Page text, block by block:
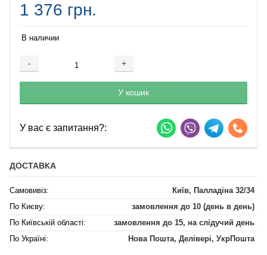
1 376 грн.
В наличии
- +
Добавляется...
У кошик
Добавлен
У вас є запитання?:
ДОСТАВКА
Самовивіз:
Київ, Палладіна 32/34
По Києву:
замовлення до 10 (день в день)
По Київській області:
замовлення до 15, на слідучий день
По Україні:
Нова Пошта, Делівері, УкрПошта